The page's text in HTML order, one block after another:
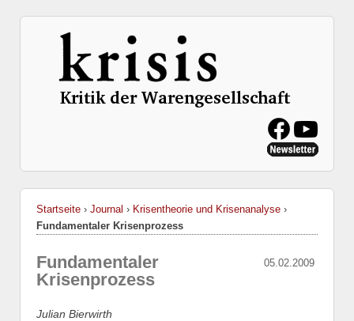
Startseite › Journal › Krisentheorie und Krisenanalyse ›
Fundamentaler Krisenprozess
05.02.2009
Fundamentaler
Krisenprozess
Julian Bierwirth